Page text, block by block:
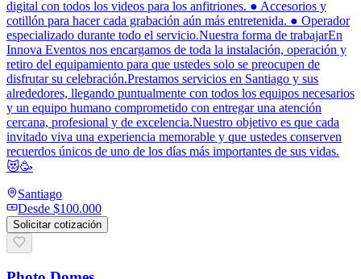
digital con todos los videos para los anfitriones. ● Accesorios y
cotillón para hacer cada grabación aún más entretenida. ● Operador
especializado durante todo el servicio.Nuestra forma de trabajarEn
Innova Eventos nos encargamos de toda la instalación, operación y
retiro del equipamiento para que ustedes solo se preocupen de
disfrutar su celebración.Prestamos servicios en Santiago y sus
alrededores, llegando puntualmente con todos los equipos necesarios
y un equipo humano comprometido con entregar una atención
cercana, profesional y de excelencia.Nuestro objetivo es que cada
invitado viva una experiencia memorable y que ustedes conserven
recuerdos únicos de uno de los días más importantes de sus vidas.
😻🥳
Santiago
Desde $100.000
Solicitar cotización